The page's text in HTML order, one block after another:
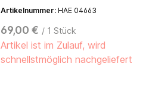
Artikelnummer: HAE 04663
69,00 € / 1 Stück
Artikel ist im Zulauf, wird
schnellstmöglich nachgeliefert